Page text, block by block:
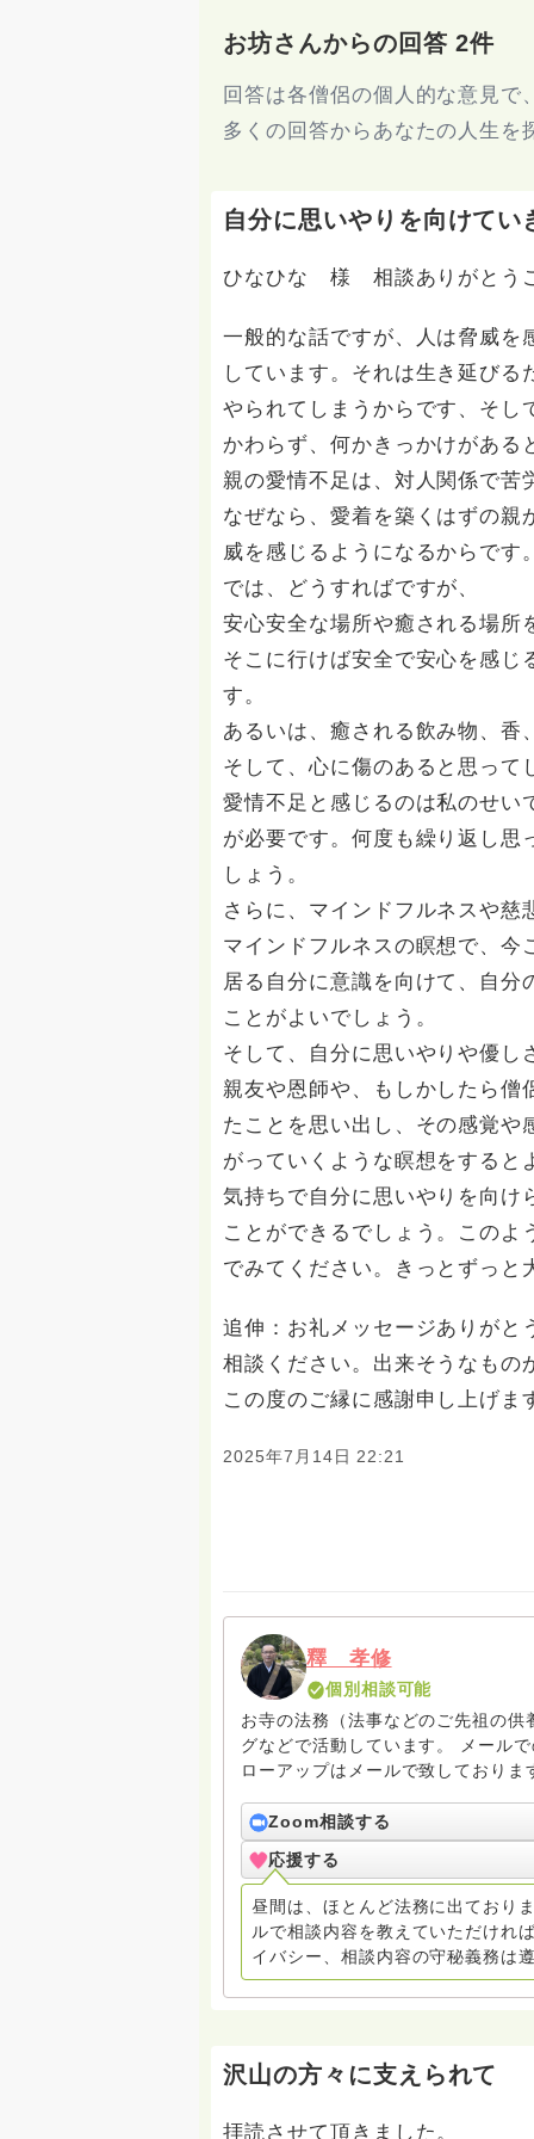
お坊さんからの回答 2件
回答は各僧侶の個人的な意見
多くの回答からあなたの人生を
自分に思いやりを向けてい
ひなひな 様 相談ありがとう
一般的な話ですが、人は脅威を
しています。それは生き延び
やられてしまうからです、そし
かわらず、何かきっかけがある
親の愛情不足は、対人関係で苦
なぜなら、愛着を築くはずの親
威を感じるようになるからです
では、どうすればですが、
安心安全な場所や癒される場所
そこに行けば安全で安心を感じ
す。
あるいは、癒される飲み物、香
そして、心に傷のあると思って
愛情不足と感じるのは私のせい
が必要です。何度も繰り返し思
しょう。
さらに、マインドフルネスや慈
マインドフルネスの瞑想で、今
居る自分に意識を向けて、自
ことがよいでしょう。
そして、自分に思いやりや優し
親友や恩師や、もしかしたら僧
たことを思い出し、その感覚や
がっていくような瞑想をすると
気持ちで自分に思いやりを向け
ことができるでしょう。この
でみてください。きっとずっと
追伸：お礼メッセージありがと
相談ください。出来そうなもの
この度のご縁に感謝申し上げま
2025年7月14日 22:21
釋 孝修
個別相談可能
お寺の法務（法事などのご先祖の
グなどで活動しています。 メール
ローアップはメールで致しており
amrita.offcourse@docomo.ne.jp
Zoom相談する
応援する
昼間は、ほとんど法務に出ており
ルで相談内容を教えていただけれ
イバシー、相談内容の守秘義務は
沢山の方々に支えられて
拝読させて頂きました。